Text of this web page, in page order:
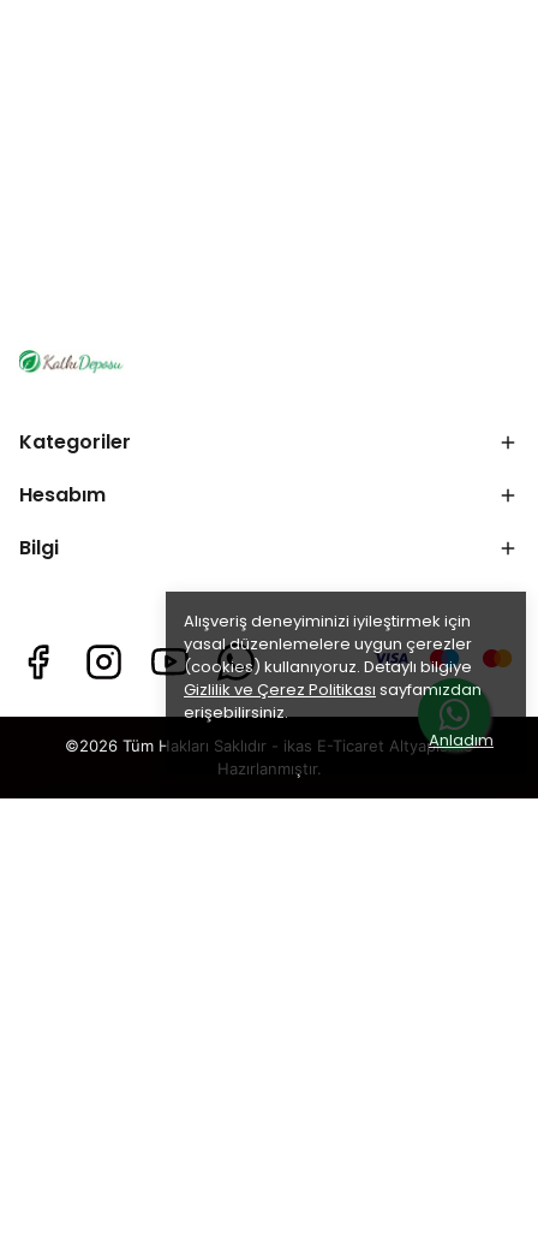
Alışveriş deneyiminizi iyileştirmek için
yasal düzenlemelere uygun çerezler
(cookies) kullanıyoruz. Detaylı bilgiye
Gizlilik ve Çerez Politikası sayfamızdan
erişebilirsiniz.
Anladım
Kategoriler
Hesabım
Bilgi
©2026 Tüm Hakları Saklıdır - ikas E-Ticaret Altyapısı ile
Hazırlanmıştır.